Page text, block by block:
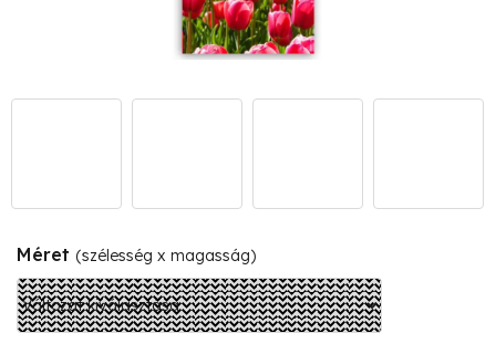
Méret (szélesség x magasság)